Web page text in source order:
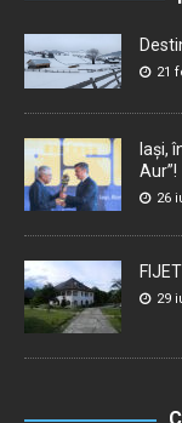
21
Iași,
Aur”!
26
29